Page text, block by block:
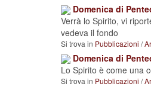
Domenica di
Verrà lo Spirito, vi
vedeva il fondo
Si trova in Pubblicazioni /
Domenica di
Lo Spirito è come una
Si trova in Pubblicazioni /